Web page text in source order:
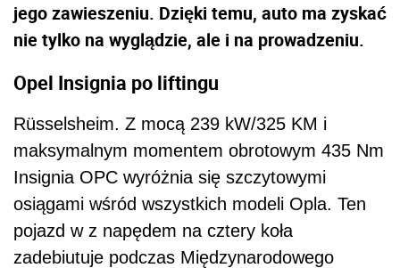
jego zawieszeniu. Dzięki temu, auto ma zyskać
nie tylko na wyglądzie, ale i na prowadzeniu.
Opel Insignia po liftingu
Rüsselsheim. Z mocą 239 kW/325 KM i
maksymalnym momentem obrotowym 435 Nm
Insignia OPC wyróżnia się szczytowymi
osiągami wśród wszystkich modeli Opla. Ten
pojazd w z napędem na cztery koła
zadebiutuje podczas Międzynarodowego